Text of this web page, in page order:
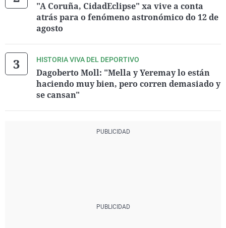
"A Coruña, CidadEclipse" xa vive a conta
atrás para o fenómeno astronómico do 12 de
agosto
HISTORIA VIVA DEL DEPORTIVO
Dagoberto Moll: "Mella y Yeremay lo están
haciendo muy bien, pero corren demasiado y
se cansan"